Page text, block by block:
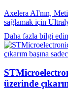
Axelera AI'nın,
sağlamak için
Daha fazla bilgi edin
üzerinde